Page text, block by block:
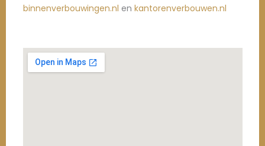
binnenverbouwingen.nl en kantorenverbouwen.nl